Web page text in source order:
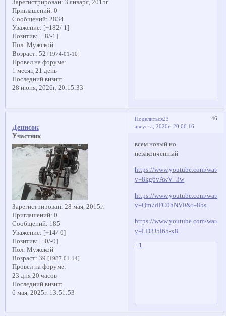
Зарегистрирован: 3 января, 2015г.
Приглашений: 0
Сообщений: 2834
Уважение: [+182/-1]
Позитив: [+8/-1]
Пол: Мужской
Возраст: 52 [1974-01-10]
Провел на форуме:
1 месяц 21 день
Последний визит:
28 июня, 2026г. 20:15:33
Поделиться 46
23
августа, 2020г. 20:06:16
Денисок
Участник
Зарегистрирован: 28 мая, 2015г.
Приглашений: 0
Сообщений: 185
Уважение: [+14/-0]
Позитив: [+0/-0]
Пол: Мужской
Возраст: 39 [1987-01-14]
Провел на форуме:
23 дня 20 часов
Последний визит:
6 мая, 2025г. 13:51:53
всем новый но
незаконченный
https://www.youtube.com/watch?
v=8kg6vAwV_3w
https://www.youtube.com/watch?
v=Qm7dFC0hNV0&t=85s
https://www.youtube.com/watch?
v=LD3J5l65-x8
+1